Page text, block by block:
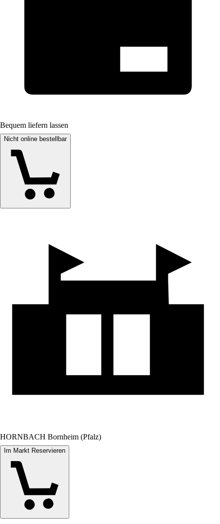
Bequem liefern lassen
Nicht online bestellbar
HORNBACH Bornheim (Pfalz)
Im Markt Reservieren